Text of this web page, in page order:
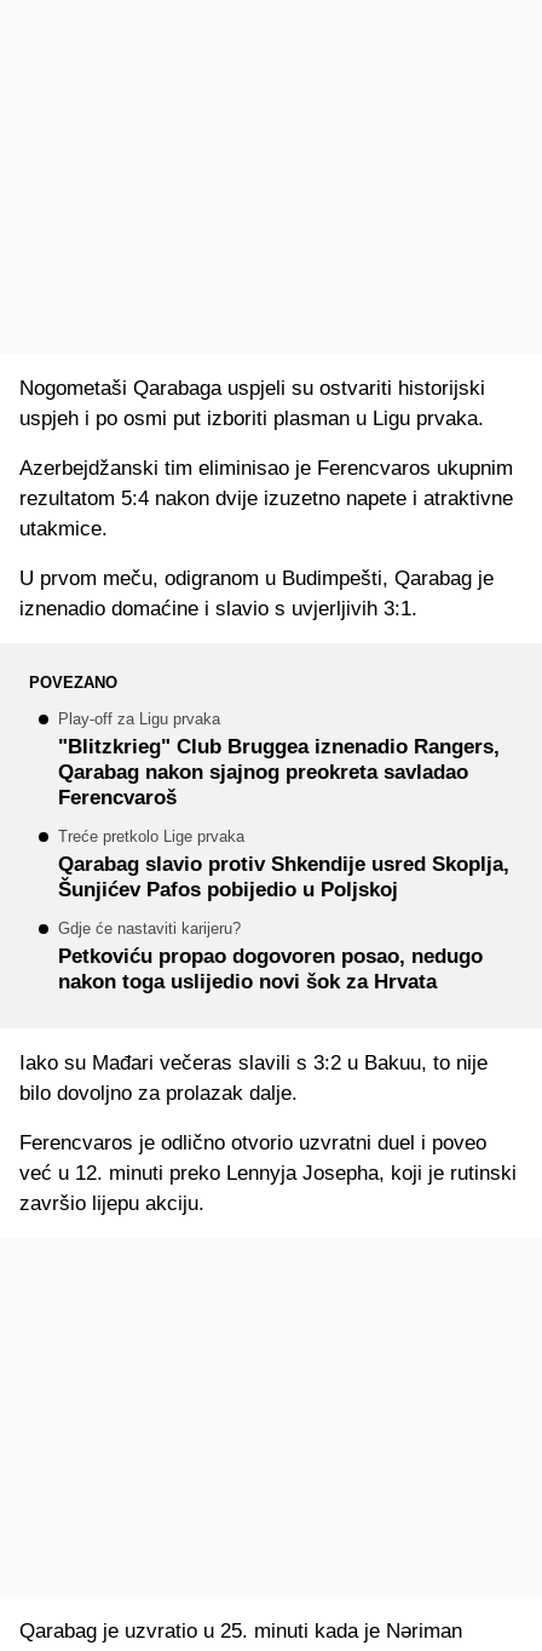
Nogometaši Qarabaga uspjeli su ostvariti historijski
uspjeh i po osmi put izboriti plasman u Ligu prvaka.
Azerbejdžanski tim eliminisao je Ferencvaros ukupnim
rezultatom 5:4 nakon dvije izuzetno napete i atraktivne
utakmice.
U prvom meču, odigranom u Budimpešti, Qarabag je
iznenadio domaćine i slavio s uvjerljivih 3:1.
POVEZANO
Play-off za Ligu prvaka
"Blitzkrieg" Club Bruggea iznenadio Rangers,
Qarabag nakon sjajnog preokreta savladao
Ferencvaroš
Treće pretkolo Lige prvaka
Qarabag slavio protiv Shkendije usred Skoplja,
Šunjićev Pafos pobijedio u Poljskoj
Gdje će nastaviti karijeru?
Petkoviću propao dogovoren posao, nedugo
nakon toga uslijedio novi šok za Hrvata
Iako su Mađari večeras slavili s 3:2 u Bakuu, to nije
bilo dovoljno za prolazak dalje.
Ferencvaros je odlično otvorio uzvratni duel i poveo
već u 12. minuti preko Lennyja Josepha, koji je rutinski
završio lijepu akciju.
Qarabag je uzvratio u 25. minuti kada je Nəriman